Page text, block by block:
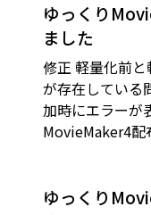
ゆっくり
ました
修正 軽量化前
が存在している
加時にエラーが
MovieMaker4配
ゆっくり